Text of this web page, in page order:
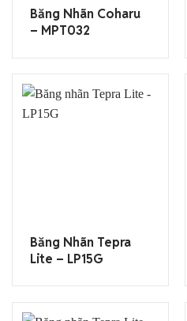
Băng Nhãn Coharu
– MPT032
Băng Nhãn Tepra
Lite – LP15G